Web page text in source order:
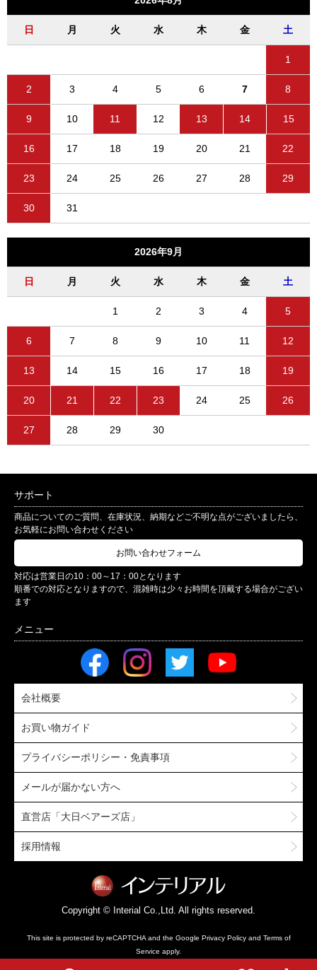
日 月 火 水 木 金 土
1
2 3 4 5 6 7 8
9 10 11 12 13 14 15
16 17 18 19 20 21 22
23 24 25 26 27 28 29
30 31
2026年9月
日 月 火 水 木 金 土
1 2 3 4 5
6 7 8 9 10 11 12
13 14 15 16 17 18 19
20 21 22 23 24 25 26
27 28 29 30
サポート
商品についてのご質問、在庫状況、納期などご不明な点がございましたら、
お気軽にお問い合わせください
お問い合わせフォーム
対応は営業日の10：00～17：00となります
順番での対応となりますので、混雑時は少々お時間を頂戴する場合がござい
ます
会社概要
お買い物ガイド
プライバシーポリシー・免責事項
メールが届かない方へ
直営店「大日ベアーズ店」
採用情報
Copyright © Interial Co.,Ltd. All rights reserved.
This site is protected by reCAPTCHA and the Google Privacy Policyand Terms of
Service apply.